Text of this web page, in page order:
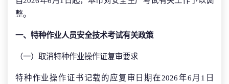
整。
一、特种作业人员安全技术考试有关政策
（一）取消特种作业操作证复审要求
特种作业操作证书记载的应复审日期在2026年6月1日